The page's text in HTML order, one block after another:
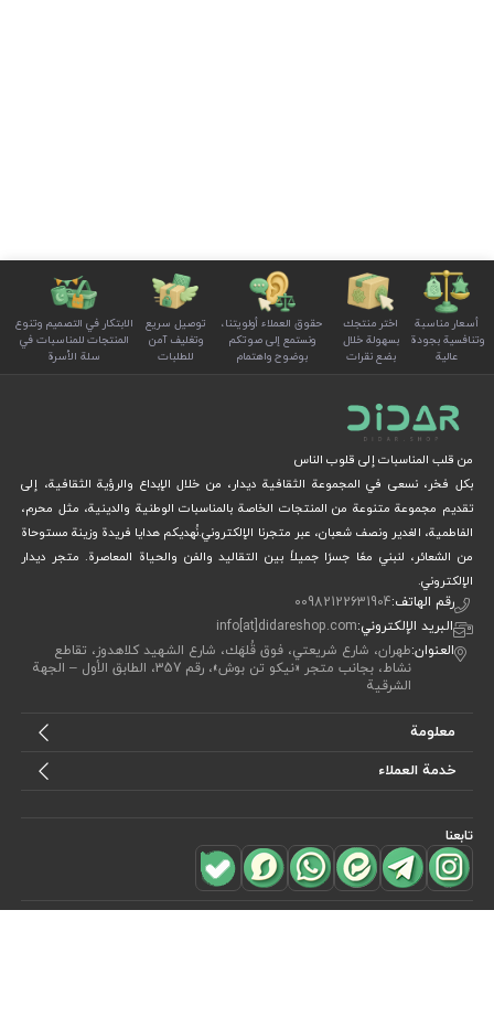
أسعار مناسبة
وتنافسية بجودة
عالية
اختر منتجك
بسهولة خلال
بضع نقرات
حقوق العملاء أولويتنا،
ونستمع إلى صوتكم
بوضوح واهتمام
توصيل سريع
وتغليف آمن
للطلبات
الابتكار في التصميم وتنوع
المنتجات للمناسبات في
سلة الأسرة
من قلب المناسبات إلى قلوب الناس
بكل فخر، نسعى في المجموعة الثقافية ديدار، من خلال الإبداع والرؤية الثقافية، إلى
تقديم مجموعة متنوعة من المنتجات الخاصة بالمناسبات الوطنية والدينية، مثل محرم،
الفاطمية، الغدير ونصف شعبان، عبر متجرنا الإلكتروني.نُهديكم هدايا فريدة وزينة مستوحاة
من الشعائر، لنبني معًا جسرًا جميلاً بين التقاليد والفن والحياة المعاصرة. متجر ديدار
الإلكتروني.
رقم الهاتف:00982122631904
البريد الإلكتروني:info[at]didareshop.com
العنوان:طهران، شارع شريعتي، فوق قُلهَك، شارع الشهيد كلاهدوز، تقاطع
نشاط، بجانب متجر «نيكو تن بوش»، رقم 357، الطابق الأول – الجهة
الشرقية
معلومة
خدمة العملاء
تابعنا